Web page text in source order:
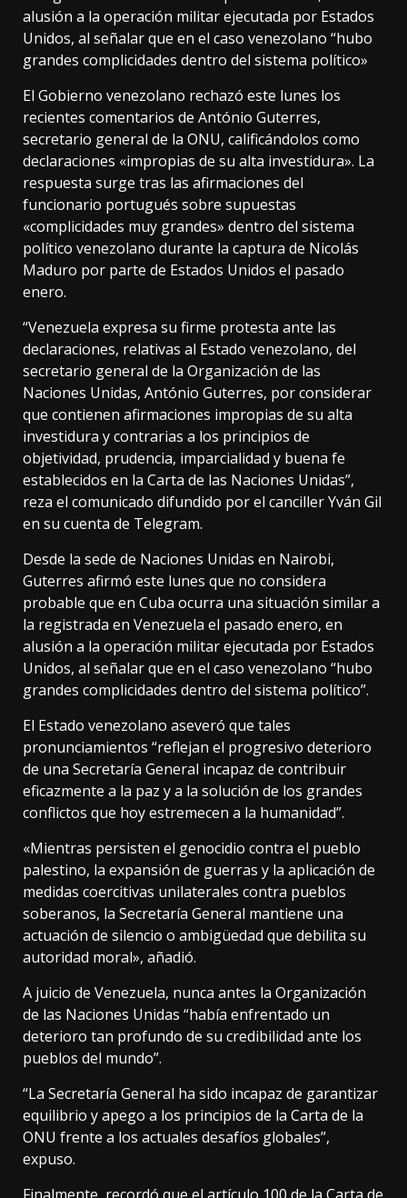
alusión a la operación militar ejecutada por Estados
Unidos, al señalar que en el caso venezolano “hubo
grandes complicidades dentro del sistema político»
El Gobierno venezolano rechazó este lunes los
recientes comentarios de António Guterres,
secretario general de la ONU, calificándolos como
declaraciones «impropias de su alta investidura». La
respuesta surge tras las afirmaciones del
funcionario portugués sobre supuestas
«complicidades muy grandes» dentro del sistema
político venezolano durante la captura de Nicolás
Maduro por parte de Estados Unidos el pasado
enero.
“Venezuela expresa su firme protesta ante las
declaraciones, relativas al Estado venezolano, del
secretario general de la Organización de las
Naciones Unidas, António Guterres, por considerar
que contienen afirmaciones impropias de su alta
investidura y contrarias a los principios de
objetividad, prudencia, imparcialidad y buena fe
establecidos en la Carta de las Naciones Unidas”,
reza el comunicado difundido por el canciller Yván Gil
en su cuenta de Telegram.
Desde la sede de Naciones Unidas en Nairobi,
Guterres afirmó este lunes que no considera
probable que en Cuba ocurra una situación similar a
la registrada en Venezuela el pasado enero, en
alusión a la operación militar ejecutada por Estados
Unidos, al señalar que en el caso venezolano “hubo
grandes complicidades dentro del sistema político”.
El Estado venezolano aseveró que tales
pronunciamientos “reflejan el progresivo deterioro
de una Secretaría General incapaz de contribuir
eficazmente a la paz y a la solución de los grandes
conflictos que hoy estremecen a la humanidad”.
«Mientras persisten el genocidio contra el pueblo
palestino, la expansión de guerras y la aplicación de
medidas coercitivas unilaterales contra pueblos
soberanos, la Secretaría General mantiene una
actuación de silencio o ambigüedad que debilita su
autoridad moral», añadió.
A juicio de Venezuela, nunca antes la Organización
de las Naciones Unidas “había enfrentado un
deterioro tan profundo de su credibilidad ante los
pueblos del mundo”.
“La Secretaría General ha sido incapaz de garantizar
equilibrio y apego a los principios de la Carta de la
ONU frente a los actuales desafíos globales”,
expuso.